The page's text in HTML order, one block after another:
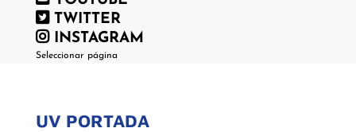
TWITTER
INSTAGRAM
Seleccionar página
UV PORTADA